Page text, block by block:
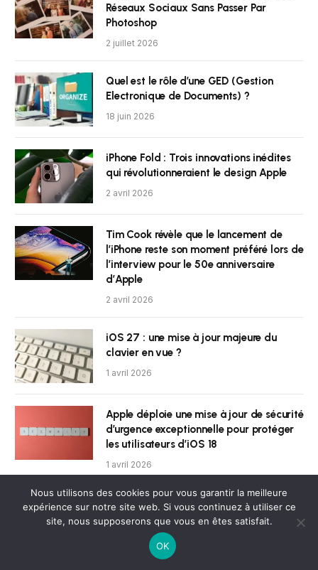
Réseaux Sociaux Sans Passer Par
Photoshop
2 juillet 2026
Quel est le rôle d’une GED (Gestion
Electronique de Documents) ?
18 juin 2026
iPhone Fold : Trois innovations inédites
qui révolutionneraient le design Apple
2 avril 2026
Tim Cook révèle que le lancement de
l’iPhone reste son moment préféré lors de
l’interview pour le 50e anniversaire
d’Apple
2 avril 2026
iOS 27 : une mise à jour majeure du
clavier en vue ?
1 avril 2026
Apple déploie une mise à jour de sécurité
d’urgence exceptionnelle pour protéger
les utilisateurs d’iOS 18
1 avril 2026
Les AirPods Max 2 débarquent enfin
dans les boutiques Apple
1 avril 2026
Nous utilisons des cookies pour vous garantir la meilleure
expérience sur notre site web. Si vous continuez à utiliser ce
site, nous supposerons que vous en êtes satisfait.
OK